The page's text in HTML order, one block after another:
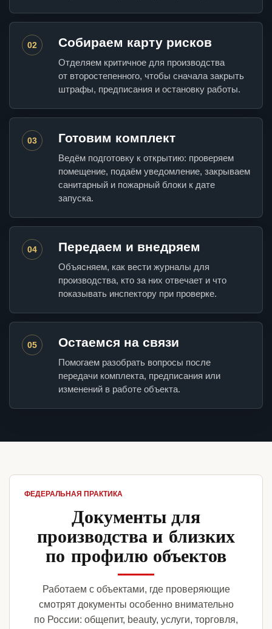
02 Собираем карту рисков
Отделяем критичное для производства
от второстепенного, чтобы сначала закрыть
штрафы, предписания и остановку работы.
03 Готовим комплект
Ведём подготовку к открытию: проверяем
помещение, подаём уведомление, закрываем
санитарный и пожарный блоки к дате
запуска.
04 Передаем и внедряем
Объясняем, как вести журналы для
производства, кто за них отвечает и что
показывать инспектору при проверке.
05 Остаемся на связи
Помогаем разобрать вопросы после
передачи комплекта, предписания или
изменений в работе объекта.
ФЕДЕРАЛЬНАЯ ПРАКТИКА
Документы для
производства и близких
по профилю объектов
Работаем с объектами, где проверяющие
смотрят документы особенно внимательно
по России: общепит, beauty, услуги, торговля,